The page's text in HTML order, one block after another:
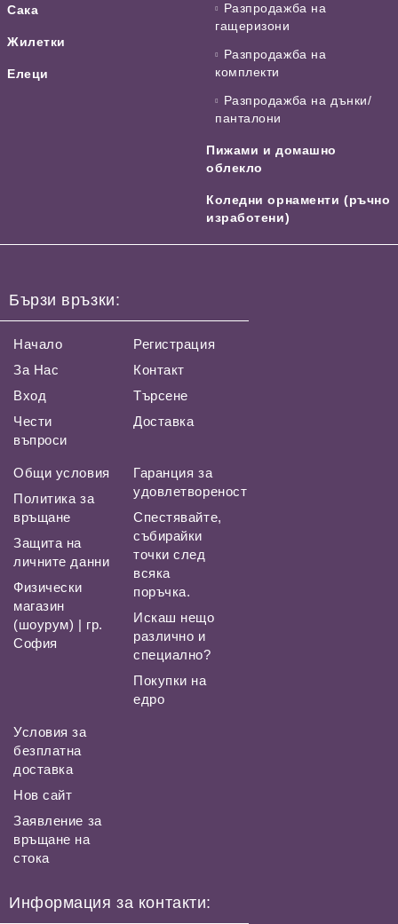
Сака
Жилетки
Елеци
Разпродажба на
гащеризони
Разпродажба на
комплекти
Разпродажба на дънки/
панталони
Пижами и домашно
облекло
Коледни орнаменти (ръчно
изработени)
Бързи връзки:
Начало
За Нас
Вход
Чести
въпроси
Регистрация
Контакт
Търсене
Доставка
Общи условия
Политика за
връщане
Защита на
личните данни
Физически
магазин
(шоурум) | гр.
София
Гаранция за
удовлетвореност
Спестявайте,
събирайки
точки след
всяка
поръчка.
Искаш нещо
различно и
специално?
Покупки на
едро
Условия за
безплатна
доставка
Нов сайт
Заявление за
връщане на
стока
Информация за контакти: